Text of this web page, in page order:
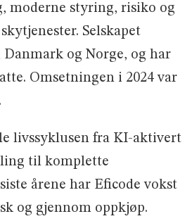
moderne styring, risiko og
Selskapet
Danmark og Norge, og har
Omsetningen i 2024 var
livssyklusen fra KI-aktivert
til komplette
årene har Eficode vokst
og gjennom oppkjøp.